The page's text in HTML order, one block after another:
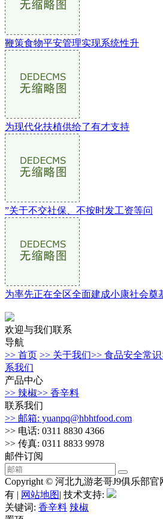
鞭策食物平安管理实现系统性升
为现代化扶植供给了有才支持
”关于不交社保、不按时发工资等问
为率先正在全区全面建成小康社会奠
欢迎与我们联系
导航
>> 首页 >> 关于我们>> 食品安全常识
系我们
产品中心
>> 辣椒>> 香辛料
联系我们
>> 邮箱: yuanpq@hbhtfood.com
>> 电话: 0311 8830 4366
>> 传真: 0311 8833 9978
邮件订阅
Copyright © 河北九游老哥J9俱乐部
有 | 网站地图| 技术支持:
关键词: 香辛料 辣椒